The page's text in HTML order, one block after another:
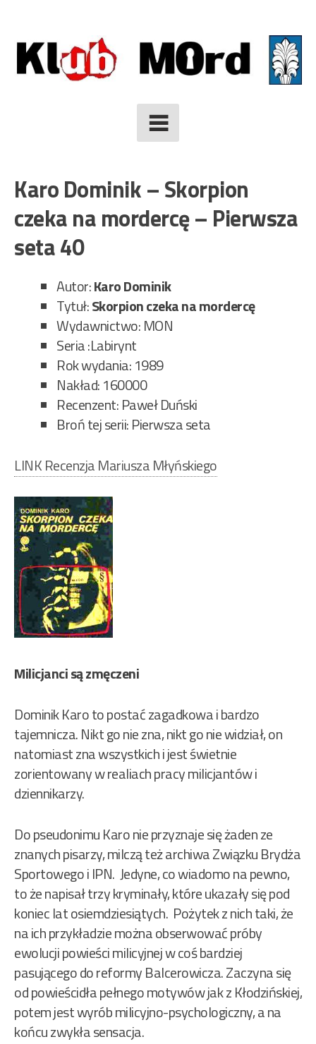
to
content
Karo Dominik – Skorpion
czeka na mordercę – Pierwsza
seta 40
Autor:Karo Dominik
Tytuł:Skorpion czeka na mordercę
Wydawnictwo: MON
Seria :Labirynt
Rok wydania: 1989
Nakład: 160000
Recenzent: Paweł Duński
Broń tej serii: Pierwsza seta
LINK Recenzja Mariusza Młyńskiego
Milicjanci są zmęczeni
Dominik Karo to postać zagadkowa i bardzo
tajemnicza. Nikt go nie zna, nikt go nie widział, on
natomiast zna wszystkich i jest świetnie
zorientowany w realiach pracy milicjantów i
dziennikarzy.
Do pseudonimu Karo nie przyznaje się żaden ze
znanych pisarzy, milczą też archiwa Związku Brydża
Sportowego i IPN. Jedyne, co wiadomo na pewno,
to że napisał trzy kryminały, które ukazały się pod
koniec lat osiemdziesiątych. Pożytek z nich taki, że
na ich przykładzie można obserwować próby
ewolucji powieści milicyjnej w coś bardziej
pasującego do reformy Balcerowicza. Zaczyna się
od powieścidła pełnego motywów jak z Kłodzińskiej,
potem jest wyrób milicyjno-psychologiczny, a na
końcu zwykła sensacja.